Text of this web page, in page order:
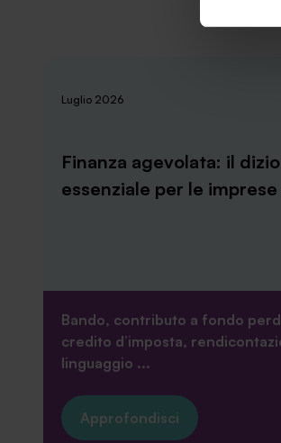
Luglio 2026
Finanza agevolata: il
essenziale per le imprese
Bando, contributo a fondo
credito d’imposta,
linguaggio ...
Approfondisci